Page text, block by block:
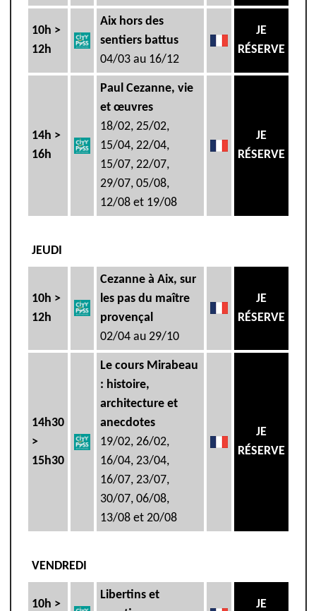
10h >
12h
Aix hors des
sentiers battus
04/03 au 16/12
JE
RÉSERVE
14h >
16h
Paul Cezanne, vie
et œuvres
18/02, 25/02,
15/04, 22/04,
15/07, 22/07,
29/07, 05/08,
12/08 et 19/08
JE
RÉSERVE
JEUDI
10h >
12h
Cezanne à Aix, sur
les pas du maître
provençal
02/04 au 29/10
JE
RÉSERVE
14h30
>
15h30
Le cours Mirabeau
: histoire,
architecture et
anecdotes
19/02, 26/02,
16/04, 23/04,
16/07, 23/07,
30/07, 06/08,
13/08 et 20/08
JE
RÉSERVE
VENDREDI
10h >
Libertins et
JE